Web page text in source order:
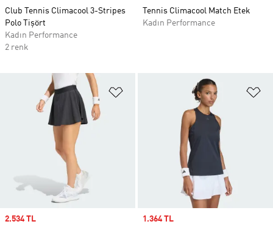
Club Tennis Climacool 3-Stripes
Polo Tişört
Kadın Performance
2 renk
Tennis Climacool Match Etek
Kadın Performance
Favori Listesine Ekle
Sale price
2.534 TL Sale price
1.364 TL